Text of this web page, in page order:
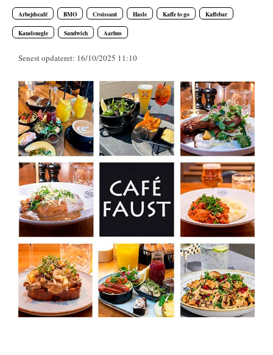
Arbejdscafé BMO Croissant Hasle Kaffe to go Kaffebar
Kanelsnegle Sandwich Aarhus
Senest opdateret: 16/10/2025 11:10